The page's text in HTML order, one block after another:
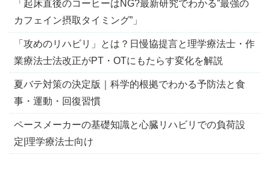
「起床直後のコーヒーはNG?最新研究でわかる”最強の
カフェイン摂取タイミング”」
「攻めのリハビリ」とは？日慢協提言と理学療法士・作
業療法士法改正がPT・OTにもたらす変化を解説
夏バテ対策の決定版｜科学的根拠でわかる予防法と食
事・運動・回復習慣
ペースメーカーの基礎知識と心臓リハビリでの負荷設
定|理学療法士向け